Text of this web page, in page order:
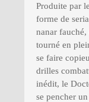
Produite par
forme de
nanar fauché,
tourné en
se faire
drilles
inédit, le
se pencher